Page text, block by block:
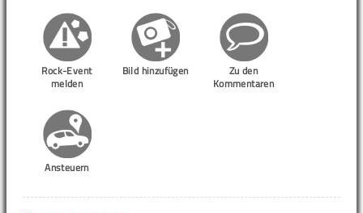
Rock-Event
melden
Bild hinzufügen
Zu den
Kommentaren
Ansteuern